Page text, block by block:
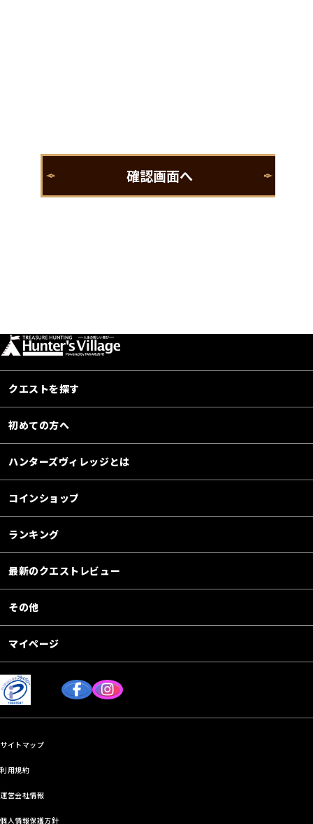
クエストを探す
初めての方へ
ハンターズヴィレッジとは
コインショップ
ランキング
最新のクエストレビュー
その他
マイページ
サイトマップ
利用規約
運営会社情報
個人情報保護方針